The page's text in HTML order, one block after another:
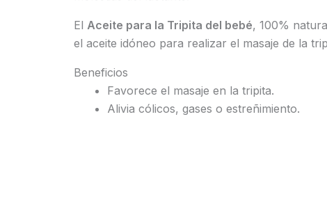
El Aceite para la Tripita del bebé, 100%
el aceite idóneo para realizar el masaje de la
Beneficios
Favorece el masaje en la tripita.
Alivia cólicos, gases o estreñimiento.